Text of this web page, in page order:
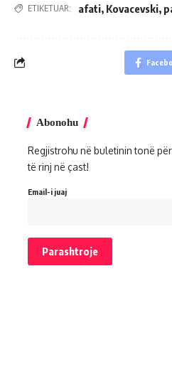
ETIKETUAR: afati, Kovacevski,
Abonohu
Regjistrohu në buletinin tonë
të rinj në çast!
Email-i juaj